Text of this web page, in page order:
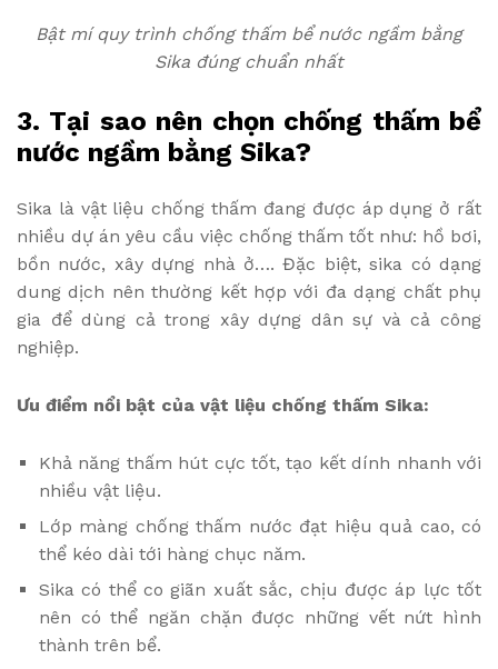
Bật mí quy trình chống thấm bể nước ngầm bằng
Sika đúng chuẩn nhất
3. Tại sao nên chọn chống thấm bể
nước ngầm bằng Sika?
Sika là vật liệu chống thấm đang được áp dụng ở rất
nhiều dự án yêu cầu việc chống thấm tốt như: hồ bơi,
bồn nước, xây dựng nhà ở…. Đặc biệt, sika có dạng
dung dịch nên thường kết hợp với đa dạng chất phụ
gia để dùng cả trong xây dựng dân sự và cả công
nghiệp.
Ưu điểm nổi bật của vật liệu chống thấm Sika:
Khả năng thấm hút cực tốt, tạo kết dính nhanh với
nhiều vật liệu.
Lớp màng chống thấm nước đạt hiệu quả cao, có
thể kéo dài tới hàng chục năm.
Sika có thể co giãn xuất sắc, chịu được áp lực tốt
nên có thể ngăn chặn được những vết nứt hình
thành trên bể.